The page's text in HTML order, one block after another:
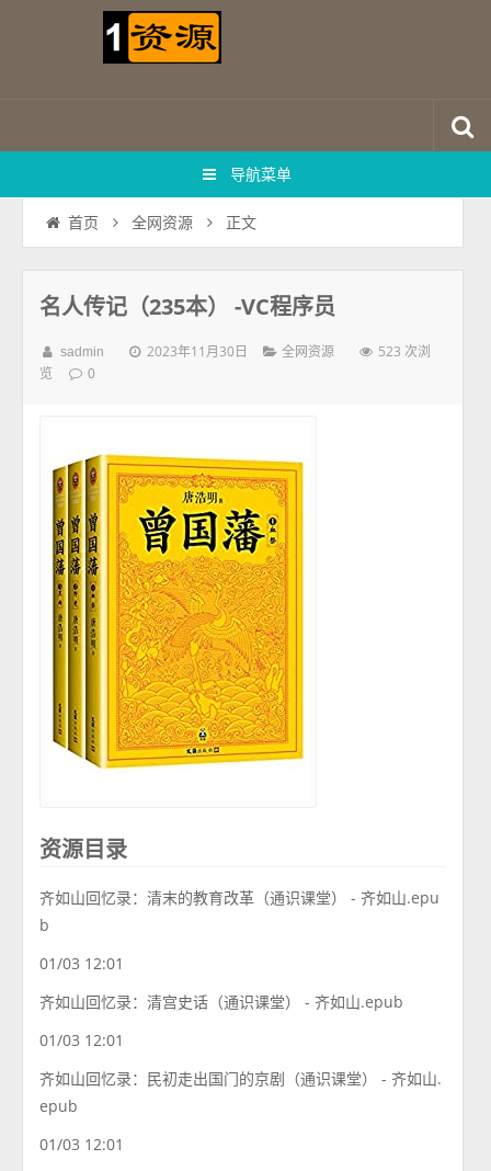
导航菜单
首页 全网资源 正文
名人传记（235本） -VC程序员
sadmin 2023年11月30日 全网资源
523 次浏
览
0
资源目录
齐如山回忆录：清末的教育改革（通识课堂） - 齐如山.epu
b
01/03 12:01
齐如山回忆录：清宫史话（通识课堂） - 齐如山.epub
01/03 12:01
齐如山回忆录：民初走出国门的京剧（通识课堂） - 齐如山.
epub
01/03 12:01